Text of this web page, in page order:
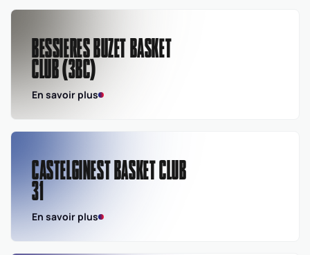
BESSIERES BUZET BASKET
CLUB (3BC)
En savoir plus
CASTELGINEST BASKET CLUB
31
En savoir plus